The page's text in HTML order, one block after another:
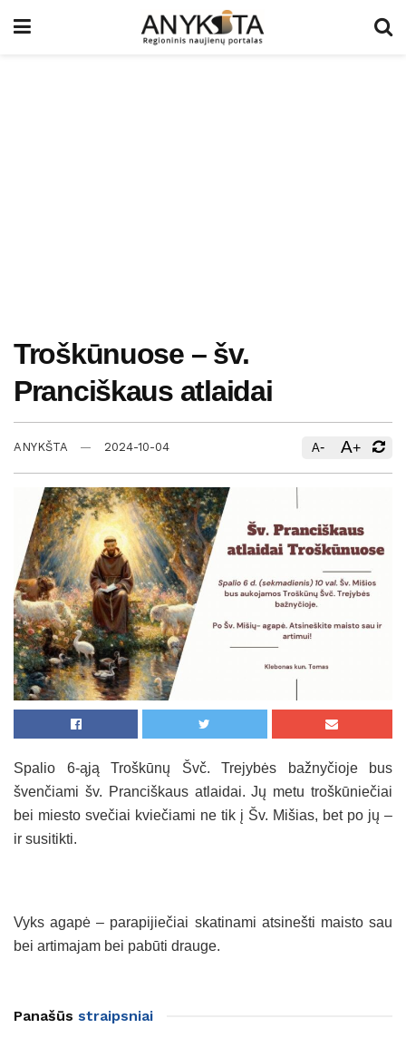
Troškūnuose – šv.
Pranciškaus atlaidai
ANYKŠTA 2024-10-04 A- A+
Spalio 6-ąją Troškūnų Švč. Trejybės bažnyčioje bus
švenčiami šv. Pranciškaus atlaidai. Jų metu troškūniečiai
bei miesto svečiai kviečiami ne tik į Šv. Mišias, bet po jų –
ir susitikti.
Vyks agapė – parapijiečiai skatinami atsinešti maisto sau
bei artimajam bei pabūti drauge.
Panašūs straipsniai